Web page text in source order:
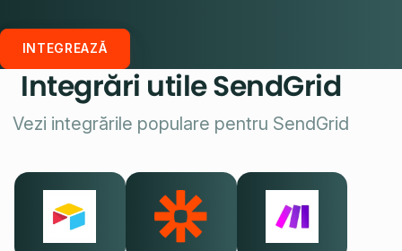
INTEGREAZĂ
Integrări utile SendGrid
Vezi integrările populare pentru SendGrid